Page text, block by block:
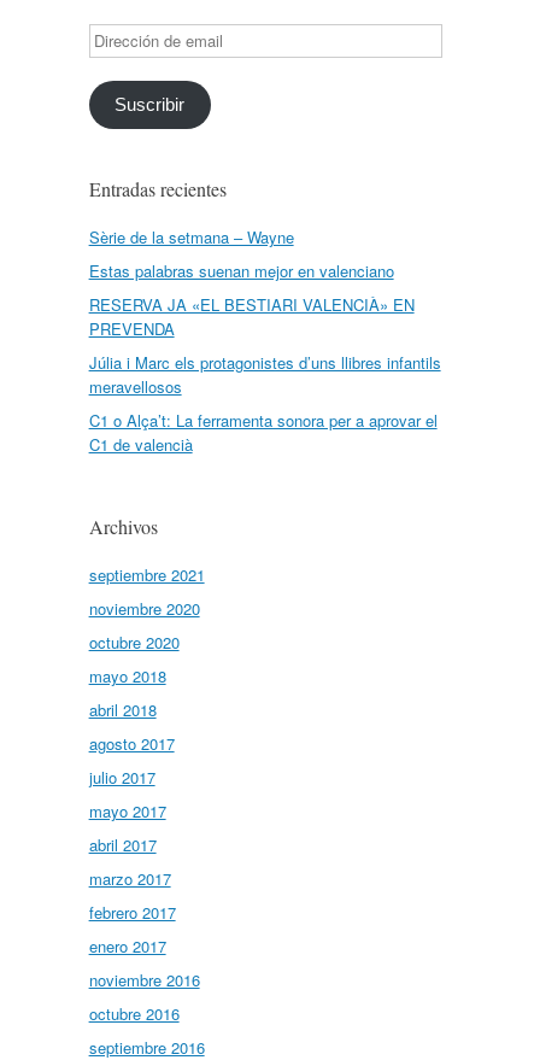
Dirección
de
email
Suscribir
Entradas recientes
Sèrie de la setmana – Wayne
Estas palabras suenan mejor en valenciano
RESERVA JA «EL BESTIARI VALENCIÀ» EN
PREVENDA
Júlia i Marc els protagonistes d’uns llibres infantils
meravellosos
C1 o Alça’t: La ferramenta sonora per a aprovar el
C1 de valencià
Archivos
septiembre 2021
noviembre 2020
octubre 2020
mayo 2018
abril 2018
agosto 2017
julio 2017
mayo 2017
abril 2017
marzo 2017
febrero 2017
enero 2017
noviembre 2016
octubre 2016
septiembre 2016